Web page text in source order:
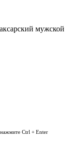
мужской
Ctrl + Enter